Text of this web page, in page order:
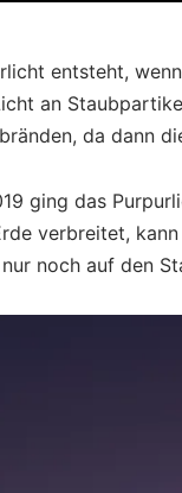
entsteht,
an
da dann
ging das
verbreitet,
noch auf den